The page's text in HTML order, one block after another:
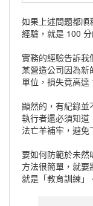
如果上述問題都順
經驗，就是 100
實務的經驗告訴我
某營造公司因為新
單位，損失竟高達
顯然的，有紀錄並
執行者還必須知道
法亡羊補牢，避免
要如何防範於未然
方法很簡單，就
就是「教育訓練」